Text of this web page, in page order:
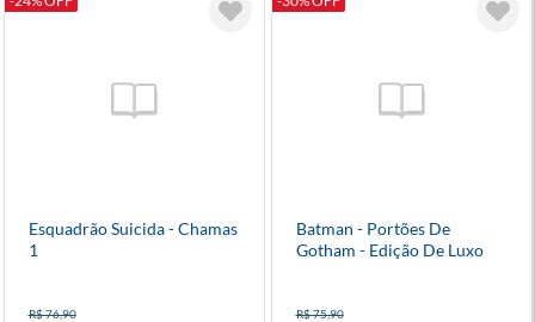
Esquadrão Suicida - Chamas
1
R$ 76,90
Batman - Portões De
Gotham - Edição De Luxo
R$ 75,90